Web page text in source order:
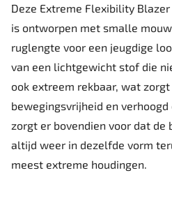
Deze Extreme Flexibility
is ontworpen met smalle
ruglengte voor een jeugdige
van een lichtgewicht stof die
ook extreem rekbaar, wat
bewegingsvrijheid en
zorgt er bovendien voor dat de
altijd weer in dezelfde vorm
meest extreme houdingen.